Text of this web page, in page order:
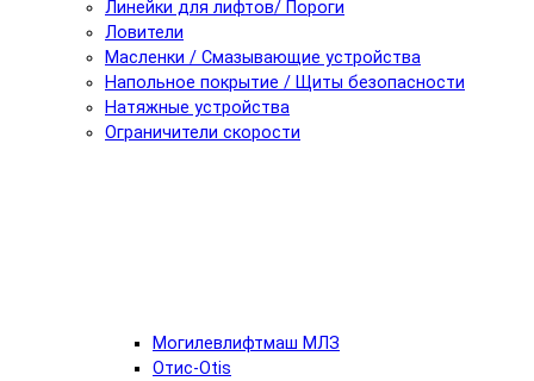
Линейки для лифтов/ Пороги
Ловители
Масленки / Смазывающие устройства
Напольное покрытие / Щиты безопасности
Натяжные устройства
Ограничители скорости
Могилевлифтмаш МЛЗ
Отис-Otis